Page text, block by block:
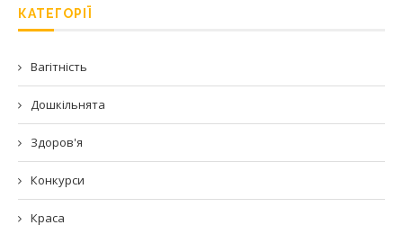
КАТЕГОРІЇ
Вагітність
Дошкільнята
Здоров'я
Конкурси
Краса